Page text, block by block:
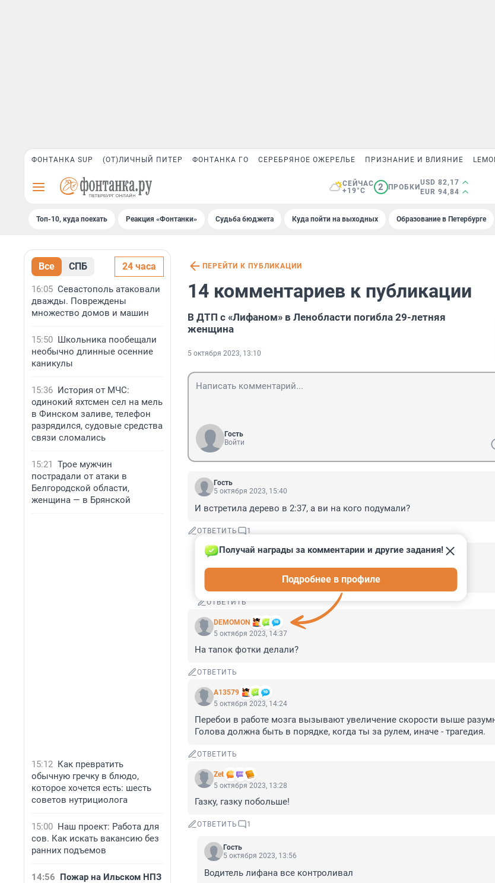
ФОНТАНКА SUP (ОТ)ЛИЧНЫЙ ПИТЕР ФОНТАНКА ГО СЕРЕБРЯНОЕ ОЖЕРЕЛЬЕ ПРИЗНАНИЕ И ВЛИЯНИЕ
СЕЙЧАС
+19°C
2 ПРОБКИ
USD 82,17
EUR 94,84
Топ-10, куда поехать Реакция «Фонтанки» Судьба бюджета Куда пойти на выходных Образование в Петербурге
Все СПБ 24 часа
16:05 Севастополь атаковали
дважды. Повреждены
множество домов и машин
15:50 Школьника пообещали
необычно длинные осенние
каникулы
15:36 История от МЧС:
одинокий яхтсмен сел на мель
в Финском заливе, телефон
разрядился, судовые средства
связи сломались
15:21 Трое мужчин
пострадали от атаки в
Белгородской области,
женщина — в Брянской
15:12 Как превратить
обычную гречку в блюдо,
которое хочется есть: шесть
советов нутрициолога
15:00 Наш проект: Работа для
сов. Как искать вакансию без
ранних подъемов
14:56 Пожар на Ильском НПЗ
ПЕРЕЙТИ К ПУБЛИКАЦИИ
14 комментариев к публикации
В ДТП с «Лифаном» в Ленобласти погибла 29-летняя
женщина
5 октября 2023, 13:10
Гость
Войти
Гость
5 октября 2023, 15:40
И встретила дерево в 2:37, а ви на кого подумали?
ОТВЕТИТЬ 1
Гость
Свои шутки оставь при себе
ОТВЕТИТЬ
DEMOMON
Получай награды за комментарии и другие задания!
Подробнее в профиле
5 октября 2023, 14:37
На тапок фотки делали?
ОТВЕТИТЬ
А13579
5 октября 2023, 14:24
Перебои в работе мозга вызывают увеличение скорости выше
Голова должна быть в порядке, когда ты за рулем, иначе - трагедия.
ОТВЕТИТЬ
Zet
5 октября 2023, 13:28
Газку, газку побольше!
ОТВЕТИТЬ 1
Гость
5 октября 2023, 13:56
Водитель лифана все контроливал